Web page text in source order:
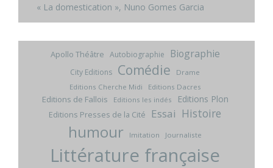
« La domestication », Nuno Gomes Garcia
Apollo Théâtre Autobiographie Biographie
City Editions Comédie
Drame
Editions Cherche Midi
Editions Dacres
Editions de Fallois Editions les indés Editions Plon
Editions Presses de la Cité Essai Histoire
humour Imitation Journaliste
Littérature française